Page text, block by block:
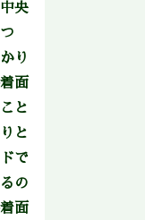
央
り
面
と
と
で
の
面